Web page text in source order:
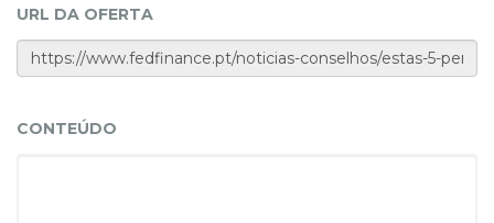
URL DA OFERTA
CONTEÚDO